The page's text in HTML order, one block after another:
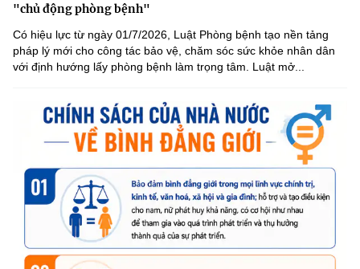
"chủ động phòng bệnh"
Có hiệu lực từ ngày 01/7/2026, Luật Phòng bệnh tạo nền tảng
pháp lý mới cho công tác bảo vệ, chăm sóc sức khỏe nhân dân
với định hướng lấy phòng bệnh làm trọng tâm. Luật mở...